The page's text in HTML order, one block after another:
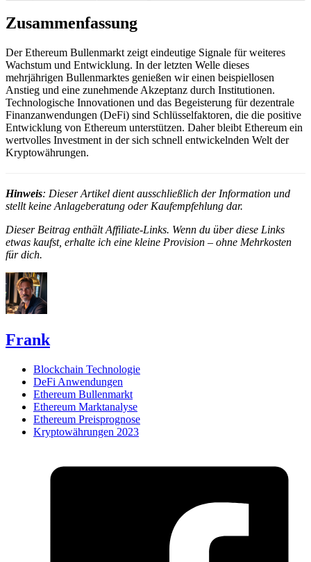
Zusammenfassung
Der Ethereum Bullenmarkt zeigt eindeutige Signale für weiteres
Wachstum und Entwicklung. In der letzten Welle dieses
mehrjährigen Bullenmarktes genießen wir einen beispiellosen
Anstieg und eine zunehmende Akzeptanz durch Institutionen.
Technologische Innovationen und das Begeisterung für dezentrale
Finanzanwendungen (DeFi) sind Schlüsselfaktoren, die die positive
Entwicklung von Ethereum unterstützen. Daher bleibt Ethereum ein
wertvolles Investment in der sich schnell entwickelnden Welt der
Kryptowährungen.
Hinweis: Dieser Artikel dient ausschließlich der Information und
stellt keine Anlageberatung oder Kaufempfehlung dar.
Dieser Beitrag enthält Affiliate-Links. Wenn du über diese Links
etwas kaufst, erhalte ich eine kleine Provision – ohne Mehrkosten
für dich.
Frank
Blockchain Technologie
DeFi Anwendungen
Ethereum Bullenmarkt
Ethereum Marktanalyse
Ethereum Preisprognose
Kryptowährungen 2023